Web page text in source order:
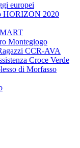
europei
HORIZON 2020
Montegiogo
CCR-AVA
Croce Verde
di Morfasso